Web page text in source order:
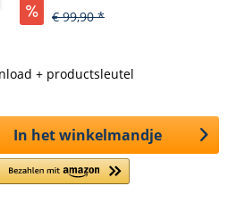
€ 99,90 *
+ productsleutel
In het winkelmandje